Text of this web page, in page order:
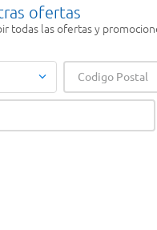
ofertas
todas las ofertas y